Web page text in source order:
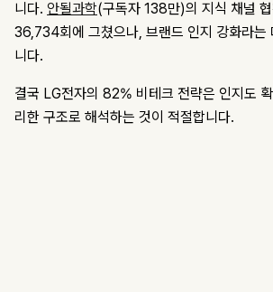
니다. 안될과학(구독자 138만)의 지식 채널
36,734회에 그쳤으나, 브랜드 인지 강화라는
니다.
결국 LG전자의 82% 비테크 전략은 인지도
리한 구조로 해석하는 것이 적절합니다.